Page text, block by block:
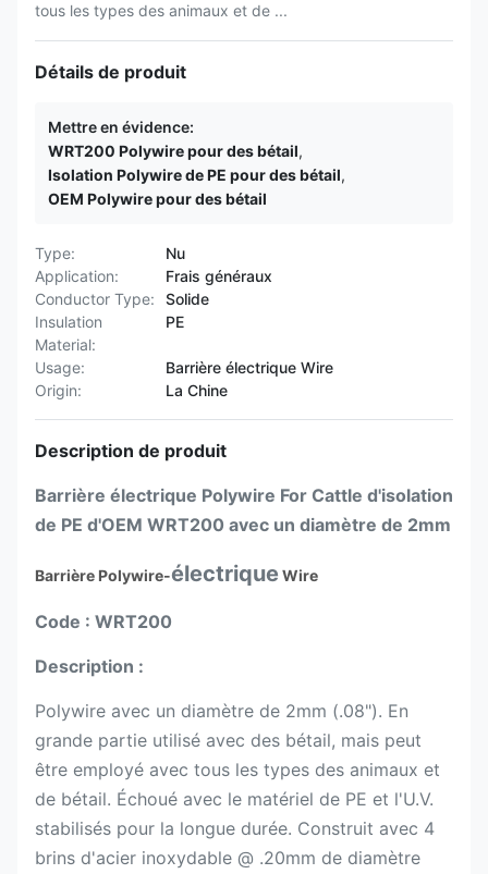
tous les types des animaux et de ...
Détails de produit
Mettre en évidence:
WRT200 Polywire pour des bétail,
Isolation Polywire de PE pour des bétail,
OEM Polywire pour des bétail
Type:
Nu
Application:
Frais généraux
Conductor Type:
Solide
Insulation
Material:
PE
Usage:
Barrière électrique Wire
Origin:
La Chine
Description de produit
Barrière électrique Polywire For Cattle d'isolation
de PE d'OEM WRT200 avec un diamètre de 2mm
Barrière Polywire-électrique Wire
Code : WRT200
Description :
Polywire avec un diamètre de 2mm (.08"). En
grande partie utilisé avec des bétail, mais peut
être employé avec tous les types des animaux et
de bétail. Échoué avec le matériel de PE et l'U.V.
stabilisés pour la longue durée. Construit avec 4
brins d'acier inoxydable @ .20mm de diamètre